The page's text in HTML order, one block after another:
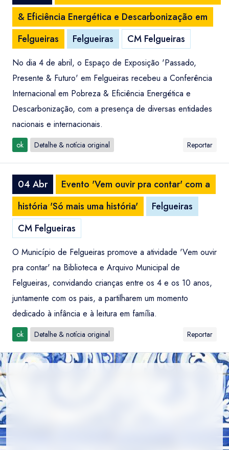
& Eficiência Energética e Descarbonização em
Felgueiras
Felgueiras CM Felgueiras
No dia 4 de abril, o Espaço de Exposição 'Passado,
Presente & Futuro' em Felgueiras recebeu a Conferência
Internacional em Pobreza & Eficiência Energética e
Descarbonização, com a presença de diversas entidades
nacionais e internacionais.
ok Detalhe & notícia original Reportar
04 Abr
Evento 'Vem ouvir pra contar' com a
história 'Só mais uma história'
Felgueiras
CM Felgueiras
O Município de Felgueiras promove a atividade 'Vem ouvir
pra contar' na Biblioteca e Arquivo Municipal de
Felgueiras, convidando crianças entre os 4 e os 10 anos,
juntamente com os pais, a partilharem um momento
dedicado à infância e à leitura em família.
ok Detalhe & notícia original Reportar